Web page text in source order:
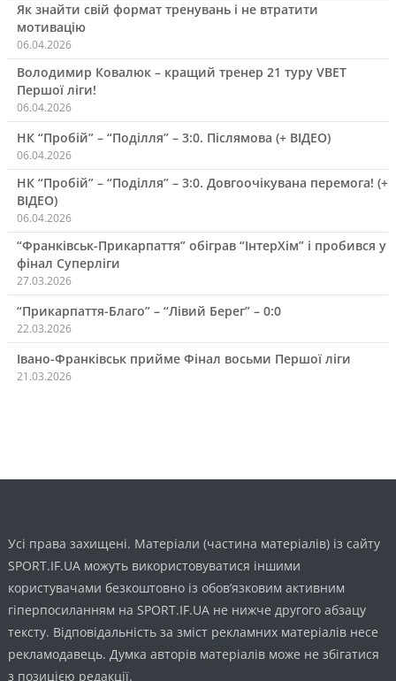
Як знайти свій формат тренувань і не втратити
мотивацію
06.04.2026
Володимир Ковалюк – кращий тренер 21 туру VBET
Першої ліги!
06.04.2026
НК “Пробій” – “Поділля” – 3:0. Післямова (+ ВІДЕО)
06.04.2026
НК “Пробій” – “Поділля” – 3:0. Довгоочікувана перемога! (+
ВІДЕО)
06.04.2026
“Франківськ-Прикарпаття” обіграв “ІнтерХім” і пробився у
фінал Суперліги
27.03.2026
“Прикарпаття-Благо” – “Лівий Берег” – 0:0
22.03.2026
Івано-Франківськ прийме Фінал восьми Першої ліги
21.03.2026
Усі права захищені. Матеріали (частина матеріалів) із сайту
SPORT.IF.UA можуть використовуватися іншими
користувачами безкоштовно із обов’язковим активним
гіперпосиланням на SPORT.IF.UA не нижче другого абзацу
тексту. Відповідальність за зміст рекламних матеріалів несе
рекламодавець. Думка авторів матеріалів може не збігатися
з позицією редакції.